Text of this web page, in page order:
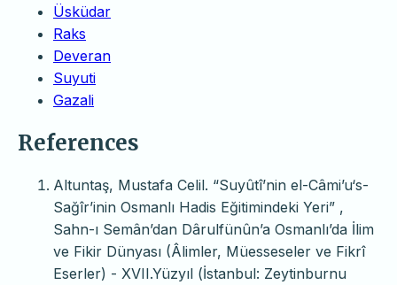
Üsküdar
Raks
Deveran
Suyuti
Gazali
References
Altuntaş, Mustafa Celil. “Suyûtî’nin el-Câmi’u‘s-
Sağîr’inin Osmanlı Hadis Eğitimindeki Yeri” ,
Sahn-ı Semân’dan Dârulfünûn’a Osmanlı’da İlim
ve Fikir Dünyası (Âlimler, Müesseseler ve Fikrî
Eserler) - XVII.Yüzyıl (İstanbul: Zeytinburnu